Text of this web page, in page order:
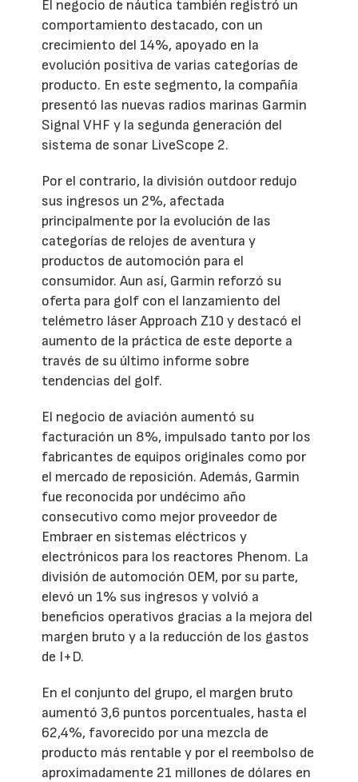
El negocio de náutica también registró un
comportamiento destacado, con un
crecimiento del 14%, apoyado en la
evolución positiva de varias categorías de
producto. En este segmento, la compañía
presentó las nuevas radios marinas Garmin
Signal VHF y la segunda generación del
sistema de sonar LiveScope 2.
Por el contrario, la división outdoor redujo
sus ingresos un 2%, afectada
principalmente por la evolución de las
categorías de relojes de aventura y
productos de automoción para el
consumidor. Aun así, Garmin reforzó su
oferta para golf con el lanzamiento del
telémetro láser Approach Z10 y destacó el
aumento de la práctica de este deporte a
través de su último informe sobre
tendencias del golf.
El negocio de aviación aumentó su
facturación un 8%, impulsado tanto por los
fabricantes de equipos originales como por
el mercado de reposición. Además, Garmin
fue reconocida por undécimo año
consecutivo como mejor proveedor de
Embraer en sistemas eléctricos y
electrónicos para los reactores Phenom. La
división de automoción OEM, por su parte,
elevó un 1% sus ingresos y volvió a
beneficios operativos gracias a la mejora del
margen bruto y a la reducción de los gastos
de I+D.
En el conjunto del grupo, el margen bruto
aumentó 3,6 puntos porcentuales, hasta el
62,4%, favorecido por una mezcla de
producto más rentable y por el reembolso de
aproximadamente 21 millones de dólares en